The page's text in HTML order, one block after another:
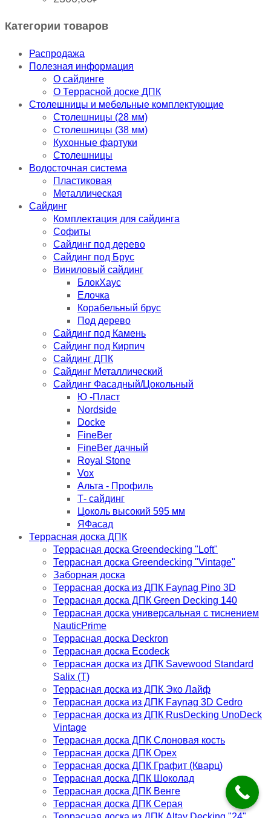
Категории товаров
Распродажа
Полезная информация
О сайдинге
О Террасной доске ДПК
Столешницы и мебельные комплектующие
Столешницы (28 мм)
Столешницы (38 мм)
Кухонные фартуки
Столешницы
Водосточная система
Пластиковая
Металлическая
Сайдинг
Комплектация для сайдинга
Софиты
Сайдинг под дерево
Сайдинг под Брус
Виниловый сайдинг
БлокХаус
Елочка
Корабельный брус
Под дерево
Сайдинг под Камень
Сайдинг под Кирпич
Сайдинг ДПК
Сайдинг Металлический
Сайдинг Фасадный/Цокольный
Ю -Пласт
Nordside
Docke
FineBer
FineBer дачный
Royal Stone
Vox
Альта - Профиль
Т- сайдинг
Цоколь высокий 595 мм
ЯФасад
Террасная доска ДПК
Террасная доска Greendecking "Loft"
Террасная доска Greendecking "Vintage"
Заборная доска
Террасная доска из ДПК Faynag Pino 3D
Террасная доска ДПК Green Decking 140
Террасная доска универсальная с тиснением
NauticPrime
Террасная доска Deckron
Террасная доска Ecodeck
Террасная доска из ДПК Savewood Standard
Salix (T)
Террасная доска из ДПК Эко Лайф
Террасная доска из ДПК Faynag 3D Cedro
Террасная доска из ДПК RusDecking UnoDeck
Vintage
Террасная доска ДПК Слоновая кость
Террасная доска ДПК Орех
Террасная доска ДПК Графит (Кварц)
Террасная доска ДПК Шоколад
Террасная доска ДПК Венге
Террасная доска ДПК Серая